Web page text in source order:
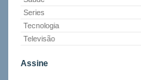
Series
Tecnologia
Televisão
Assine